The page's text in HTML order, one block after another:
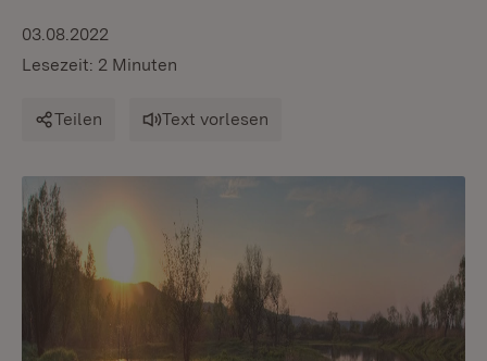
03.08.2022
Lesezeit: 2 Minuten
Teilen Text vorlesen